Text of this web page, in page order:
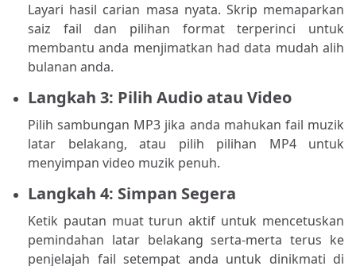
Layari hasil carian masa nyata. Skrip memaparkan
saiz fail dan pilihan format terperinci untuk
membantu anda menjimatkan had data mudah alih
bulanan anda.
Langkah 3: Pilih Audio atau Video
Pilih sambungan MP3 jika anda mahukan fail muzik
latar belakang, atau pilih pilihan MP4 untuk
menyimpan video muzik penuh.
Langkah 4: Simpan Segera
Ketik pautan muat turun aktif untuk mencetuskan
pemindahan latar belakang serta-merta terus ke
penjelajah fail setempat anda untuk dinikmati di